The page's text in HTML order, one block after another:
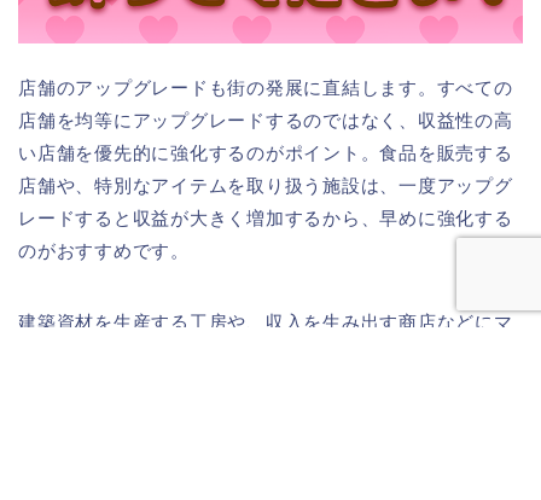
店舗のアップグレードも街の発展に直結します。すべての
店舗を均等にアップグレードするのではなく、収益性の高
い店舗を優先的に強化するのがポイント。食品を販売する
店舗や、特別なアイテムを取り扱う施設は、一度アップグ
レードすると収益が大きく増加するから、早めに強化する
のがおすすめです。
建築資材を生産する工房や、収入を生み出す商店などにマ